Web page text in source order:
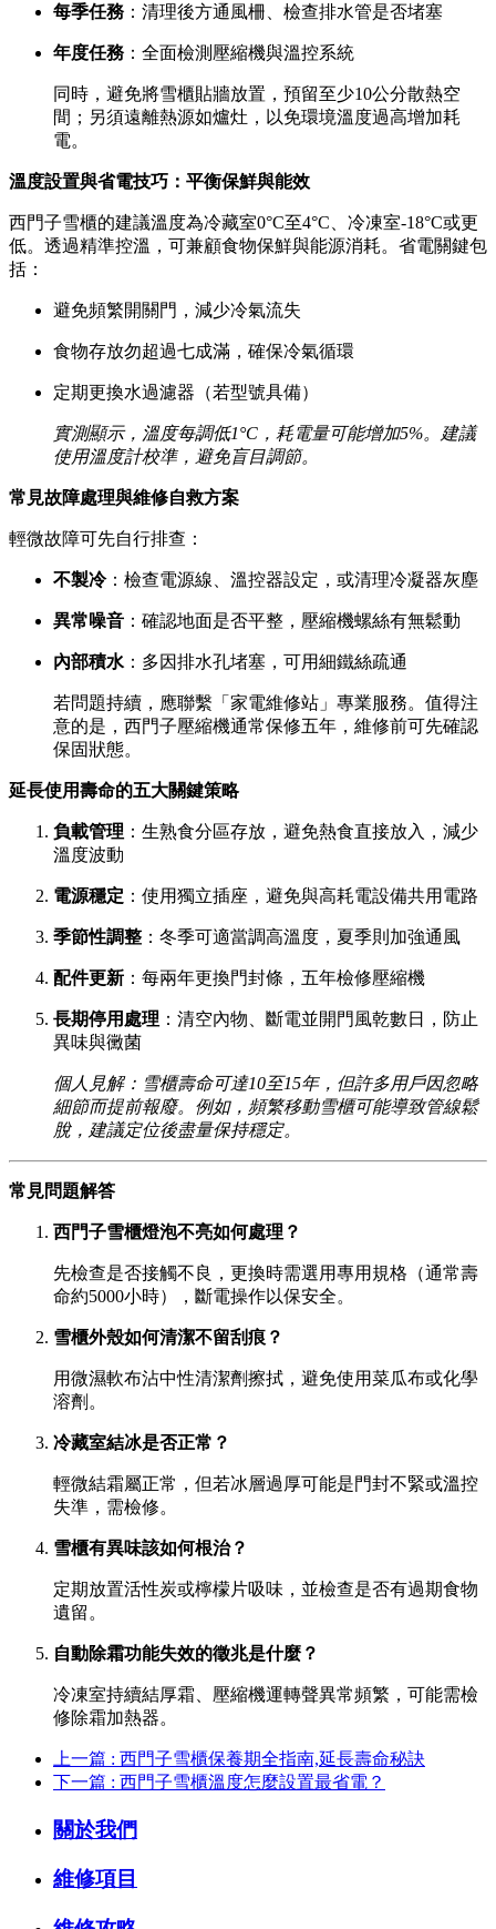
每季任務 ：清理後方通風柵、檢查排水管是否堵塞
年度任務 ：全面檢測壓縮機與溫控系統
同時，避免將雪櫃貼牆放置，預留至少10公分散熱空
間；另須遠離熱源如爐灶，以免環境溫度過高增加耗
電。
溫度設置與省電技巧：平衡保鮮與能效
西門子雪櫃的建議溫度為冷藏室0°C至4°C、冷凍室-18°C或更
低。透過精準控溫，可兼顧食物保鮮與能源消耗。省電關鍵包
括：
避免頻繁開關門，減少冷氣流失
食物存放勿超過七成滿，確保冷氣循環
定期更換水過濾器（若型號具備）
實測顯示，溫度每調低1°C，耗電量可能增加5%。建議
使用溫度計校準，避免盲目調節。
常見故障處理與維修自救方案
輕微故障可先自行排查：
不製冷：檢查電源線、溫控器設定，或清理冷凝器灰塵
異常噪音 ：確認地面是否平整，壓縮機螺絲有無鬆動
內部積水 ：多因排水孔堵塞，可用細鐵絲疏通
若問題持續，應聯繫「家電維修站」專業服務。值得注
意的是，西門子壓縮機通常保修五年，維修前可先確認
保固狀態。
延長使用壽命的五大關鍵策略
負載管理 ：生熟食分區存放，避免熱食直接放入，減少
溫度波動
電源穩定 ：使用獨立插座，避免與高耗電設備共用電路
季節性調整 ：冬季可適當調高溫度，夏季則加強通風
配件更新 ：每兩年更換門封條，五年檢修壓縮機
長期停用處理 ：清空內物、斷電並開門風乾數日，防止
異味與黴菌
個人見解：雪櫃壽命可達10至15年，但許多用戶因忽略
細節而提前報廢。例如，頻繁移動雪櫃可能導致管線鬆
脫，建議定位後盡量保持穩定。
常見問題解答
西門子雪櫃燈泡不亮如何處理？
先檢查是否接觸不良，更換時需選用專用規格（通常壽
命約5000小時），斷電操作以保安全。
雪櫃外殼如何清潔不留刮痕？
用微濕軟布沾中性清潔劑擦拭，避免使用菜瓜布或化學
溶劑。
冷藏室結冰是否正常？
輕微結霜屬正常，但若冰層過厚可能是門封不緊或溫控
失準，需檢修。
雪櫃有異味該如何根治？
定期放置活性炭或檸檬片吸味，並檢查是否有過期食物
遺留。
自動除霜功能失效的徵兆是什麼？
冷凍室持續結厚霜、壓縮機運轉聲異常頻繁，可能需檢
修除霜加熱器。
上一篇 : 西門子雪櫃保養期全指南,延長壽命秘訣
下一篇 : 西門子雪櫃溫度怎麼設置最省電？
關於我們
維修項目